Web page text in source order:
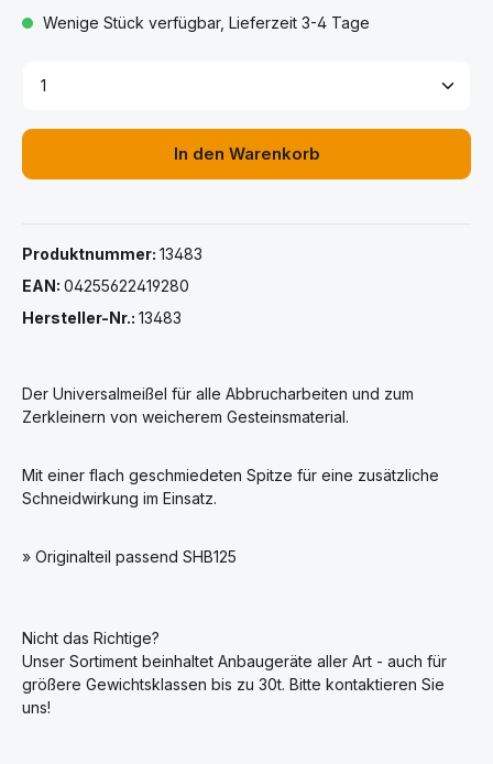
Wenige Stück verfügbar, Lieferzeit 3-4 Tage
Produkt Anzahl: Gib den gewünschten Wert ein
In den Warenkorb
Produktnummer: 13483
EAN: 04255622419280
Hersteller-Nr.: 13483
Der Universalmeißel für alle Abbrucharbeiten und zum
Zerkleinern von weicherem Gesteinsmaterial.
Mit einer flach geschmiedeten Spitze für eine zusätzliche
Schneidwirkung im Einsatz.
» Originalteil passend SHB125
Nicht das Richtige?
Unser Sortiment beinhaltet Anbaugeräte aller Art - auch für
größere Gewichtsklassen bis zu 30t. Bitte kontaktieren Sie
uns!